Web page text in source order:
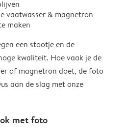
vaatwasser & magnetron
maken
een stootje en de
kwaliteit. Hoe vaak je de
of magnetron doet, de foto
aan de slag met onze
met foto